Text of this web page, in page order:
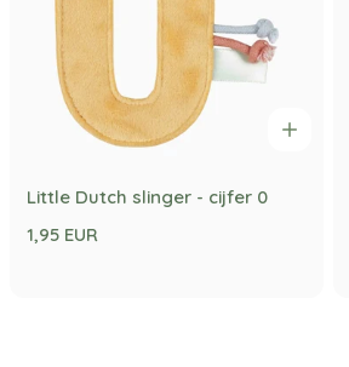
Little Dutch slinger - cijfer 0
1,95 EUR